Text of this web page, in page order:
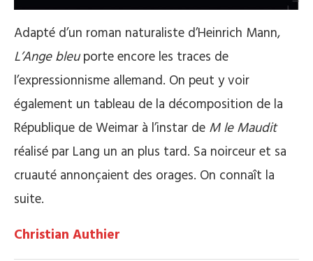
Adapté d’un roman naturaliste d’Heinrich Mann,
L’Ange bleuporte encore les traces de
l’expressionnisme allemand. On peut y voir
également un tableau de la décomposition de la
République de Weimar à l’instar de M le Maudit
réalisé par Lang un an plus tard. Sa noirceur et sa
cruauté annonçaient des orages. On connaît la
suite.
Christian Authier